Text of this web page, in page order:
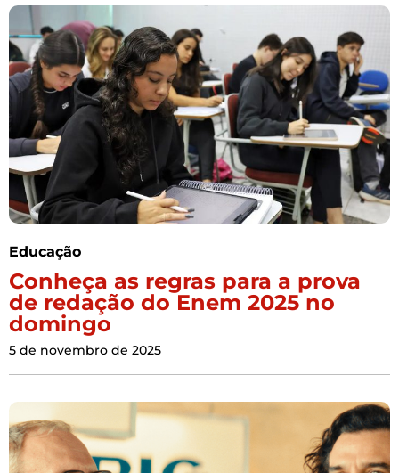
Educação
Conheça as regras para a prova
de redação do Enem 2025 no
domingo
5 de novembro de 2025